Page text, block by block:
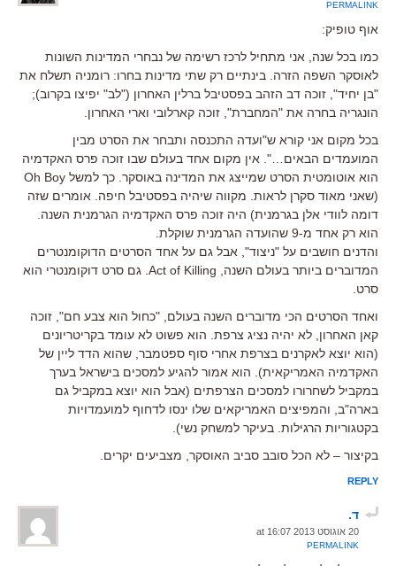
PERMALINK
אוף טופיק:
כמו בכל שנה, אני מתחיל לרכז רשימה של נבחרי המדינות השונות
לאוסקר השפה הזרה. בינתיים רק שתי מדינות בחרו: רומניה תשלח את
"בן יחיד", זוכה דב הזהב בפסטיבל ברלין האחרון ("לב" יפיצו בקרוב);
הונגריה בחרה את "המחברת", זוכה קארלובי וארי האחרון.
בכל מקום אני קורא ש"ועדה התכנסה ותבחר את הסרט מבין
המועמדים הבאים…". אין מקום אחד בעולם שבו זוכה פרס האקדמיה
הוא אוטומטית הסרט שמייצג את המדינה באוסקר. כך למשל Oh Boy
(שאני מאוד סקרן לראות. מקווה שיהיה בפסטיבל חיפה. אומרים שזה
דומה לוודי אלן בגרמנית) היה זוכה פרס האקדמיה הגרמנית השנה.
הוא רק אחד מ-9 שהועדה הגרמנית שוקלת.
והדנים חושבים על "ניצוד", אבל גם על אחד הסרטים הדוקומנטרים
המדוברים ביותר בעולם השנה, Act of Killing. גם סרט דוקומנטרי הוא
סרט.
ואחד הסרטים הכי מדוברים השנה בעולם, "כחול הוא צבע חם", זוכה
קאן האחרון, לא יהיה נציג צרפת. הוא פשוט לא עומד בקריטריונים
(הוא יוצא לאקרנים בצרפת אחרי סוף ספטמבר, שהוא הדד ליין של
האקדמיה האמריקאית). הוא אמור להגיע למסכים בישראל בערך
במקביל לשחרורו למסכים הצרפתים (אבל הוא יוצא במקביל גם
בארה"ב, והמפיצים האמריקאים שלו ינסו לדחוף למועמדויות
בקטגוריות הרגילות. בעיקר למשחק נשי).
בקיצור – לא הכל סובב סביב האוסקר, מצביעים יקרים.
REPLY
ד.
20 אוגוסט 2013 at 16:07
PERMALINK